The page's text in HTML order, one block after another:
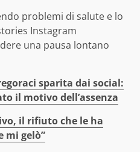
problemi di salute e lo
Instagram
una pausa lontano
sparita dai social:
il motivo dell’assenza
il rifiuto che le ha
mi gelò”